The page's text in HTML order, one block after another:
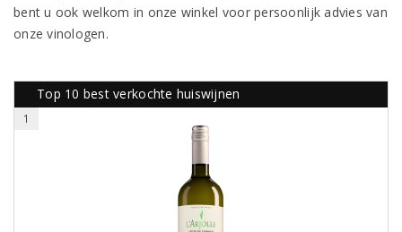
bent u ook welkom in onze winkel voor persoonlijk advies van
onze vinologen.
Top 10 best verkochte huiswijnen
1